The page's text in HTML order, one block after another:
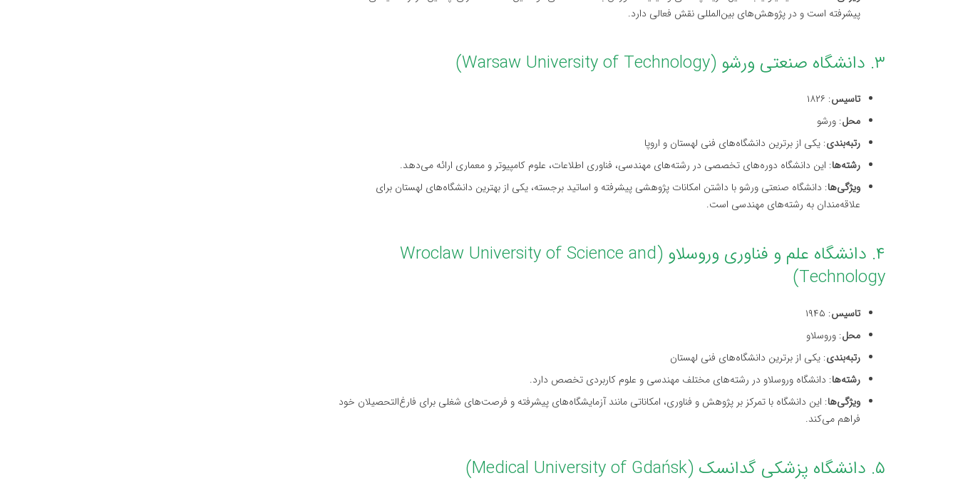
پیشرفته است و در پژوهش‌های بین‌المللی نقش فعالی دارد.
۳. دانشگاه صنعتی ورشو (Warsaw University of Technology)
تاسیس: ۱۸۲۶
محل: ورشو
رتبه‌بندی: یکی از برترین دانشگاه‌های فنی لهستان و اروپا
رشته‌ها: این دانشگاه دوره‌های تخصصی در رشته‌های مهندسی، فناوری اطلاعات، علوم کامپیوتر و معماری ارائه می‌دهد.
ویژگی‌ها: دانشگاه صنعتی ورشو با داشتن امکانات پژوهشی پیشرفته و اساتید برجسته، یکی از بهترین دانشگاه‌های لهستان برای
علاقه‌مندان به رشته‌های مهندسی است.
۴. دانشگاه علم و فناوری وروسلاو (Wroclaw University of Science and
Technology)
تاسیس: ۱۹۴۵
محل: وروسلاو
رتبه‌بندی: یکی از برترین دانشگاه‌های فنی لهستان
رشته‌ها: دانشگاه وروسلاو در رشته‌های مختلف مهندسی و علوم کاربردی تخصص دارد.
ویژگی‌ها: این دانشگاه با تمرکز بر پژوهش و فناوری، امکاناتی مانند آزمایشگاه‌های پیشرفته و فرصت‌های شغلی برای فارغ‌التحصیلان خود
فراهم می‌کند.
۵. دانشگاه پزشکی گدانسک (Medical University of Gdańsk)